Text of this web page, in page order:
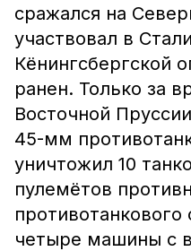
сражался на
участвовал в
Кёнингсбергской
ранен. Только за
Восточной
45-мм
уничтожил 10
пулемётов
противотанкового
четыре машины с